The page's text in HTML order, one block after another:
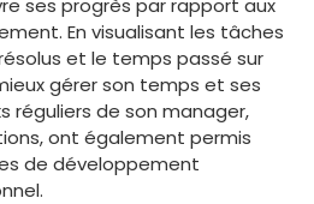
ses progrès par rapport aux
En visualisant les tâches
et le temps passé sur
gérer son temps et ses
réguliers de son manager,
ont également permis
de développement